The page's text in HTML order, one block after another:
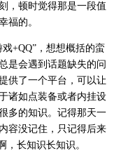
，顿时觉得那是一段值
福的。
+QQ”，想想概括的蛮
是会遇到话题缺失的问
供了一个平台，可以让
诸如点装备或者内挂设
多的知识。记得那天一
容没记住，只记得后来
长知识长知识。